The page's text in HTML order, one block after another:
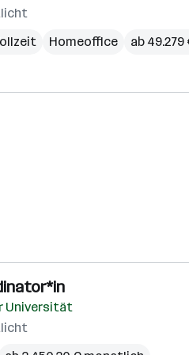
Homeoffice ab
Universität